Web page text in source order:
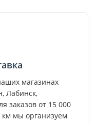
магазинах
Лабинск,
заказов от 15 000
км мы организуем